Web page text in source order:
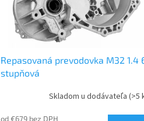
Repasovaná prevodovka M32 1.4
stupňová
Skladom u dodávateľa (>5
od €679 bez DPH